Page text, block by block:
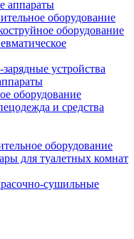
аппараты
оборудование
оборудование
устройства
оборудование
и средства
оборудование
для туалетных комнат
сушильные